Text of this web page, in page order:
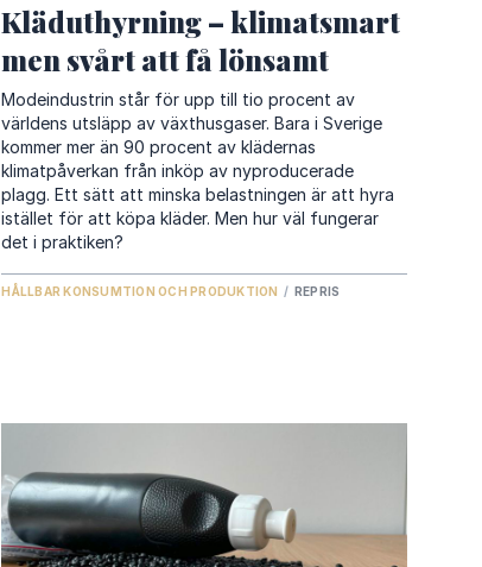
Kläduthyrning – klimatsmart
men svårt att få lönsamt
Modeindustrin står för upp till tio procent av
världens utsläpp av växthusgaser. Bara i Sverige
kommer mer än 90 procent av klädernas
klimatpåverkan från inköp av nyproducerade
plagg. Ett sätt att minska belastningen är att hyra
istället för att köpa kläder. Men hur väl fungerar
det i praktiken?
HÅLLBAR KONSUMTION OCH PRODUKTION / REPRIS